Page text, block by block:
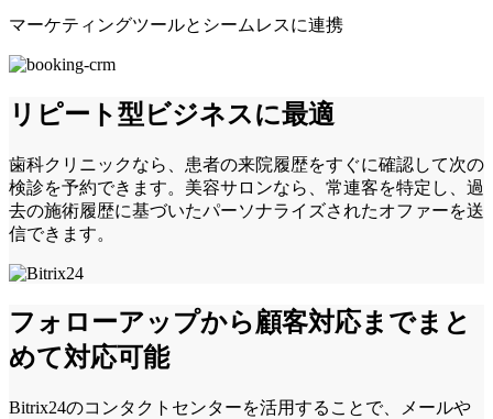
マーケティングツールとシームレスに連携
リピート型ビジネスに最適
歯科クリニックなら、患者の来院履歴をすぐに確認して次の
検診を予約できます。美容サロンなら、常連客を特定し、過
去の施術履歴に基づいたパーソナライズされたオファーを送
信できます。
フォローアップから顧客対応までまと
めて対応可能
Bitrix24のコンタクトセンターを活用することで、メールや